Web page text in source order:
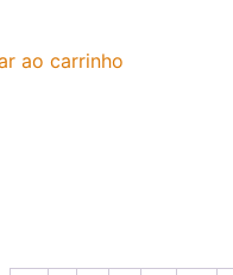
ao carrinho